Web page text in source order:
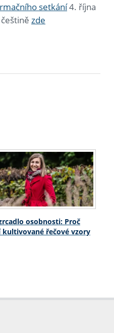
setkání4. října
zde
osobnosti: Proč
kultivované řečové vzory